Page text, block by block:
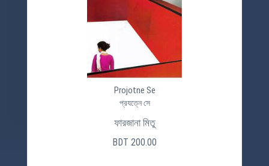
Projotne Se
প্রযত্নে সে
ফারজানা মিতু
BDT 200.00